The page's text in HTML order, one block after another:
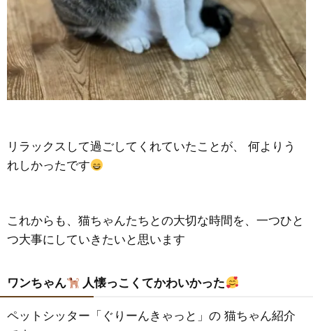
リラックスして過ごしてくれていたことが、 何よりう
れしかったです
これからも、猫ちゃんたちとの大切な時間を、一つひと
つ大事にしていきたいと思います
ワンちゃん 人懐っこくてかわいかった
ペットシッター「ぐりーんきゃっと」の 猫ちゃん紹介